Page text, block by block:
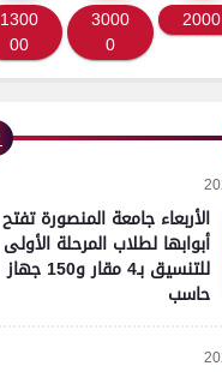
2000
3000
0
1300
00
الأربعاء جامعة المنصورة تفتح
أبوابها لطلاب المرحلة الأولى
للتنسيق بـ4 مقار و150 جهاز
حاسب